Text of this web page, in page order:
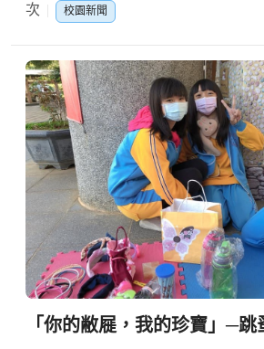
次
校園新聞
「你的敝屣，我的珍寶」─跳